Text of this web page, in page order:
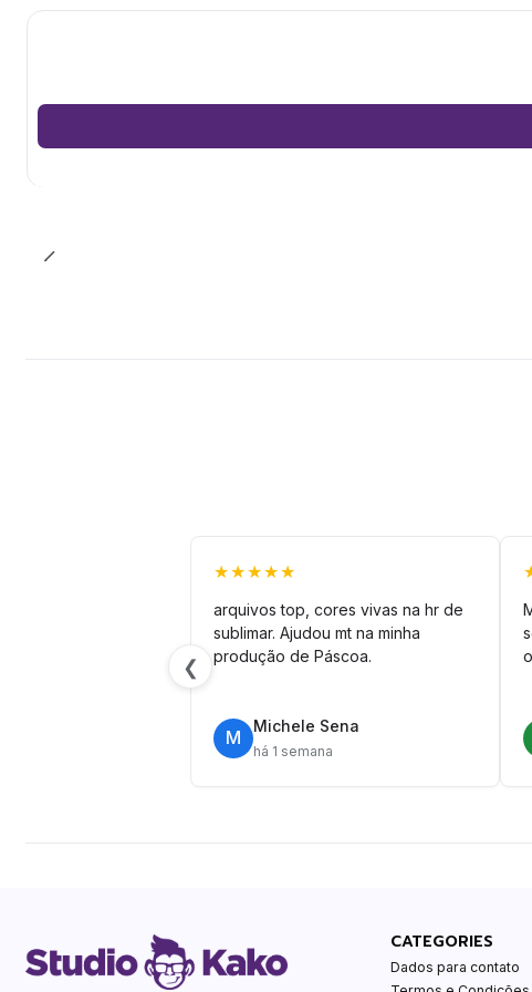
❮
★★★★★
arquivos top, cores vivas na hr de
sublimar. Ajudou mt na minha
produção de Páscoa.
M
Michele Sena
há 1 semana
CATEGORIES
Dados para contato